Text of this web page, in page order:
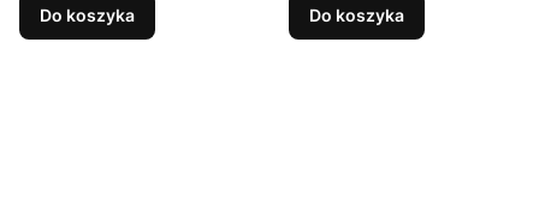
Do koszyka Do koszyka